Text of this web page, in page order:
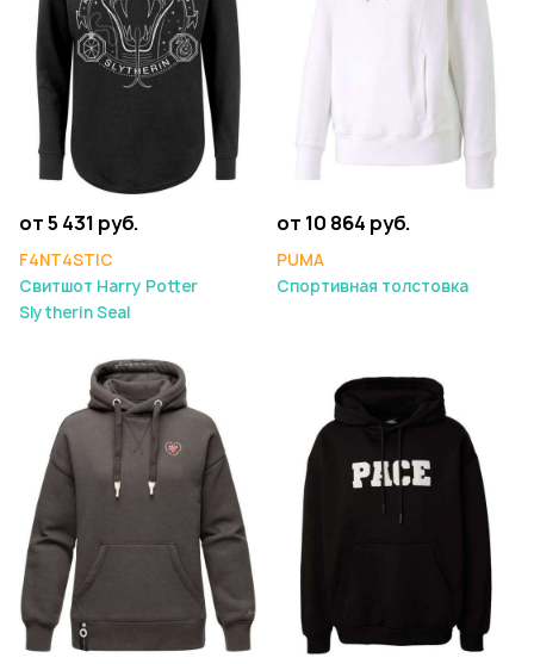
от 5 431 руб.
F4NT4STIC
Свитшот Harry Potter
Slytherin Seal
от 10 864 руб.
PUMA
Спортивная толстовка